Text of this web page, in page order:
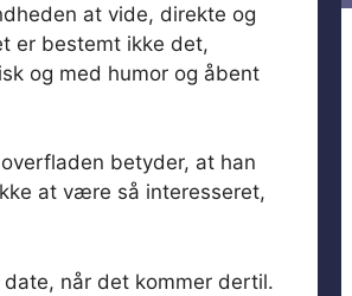
at vide, direkte og
er bestemt ikke det,
og med humor og åbent
betyder, at han
at være så interesseret,
når det kommer dertil.